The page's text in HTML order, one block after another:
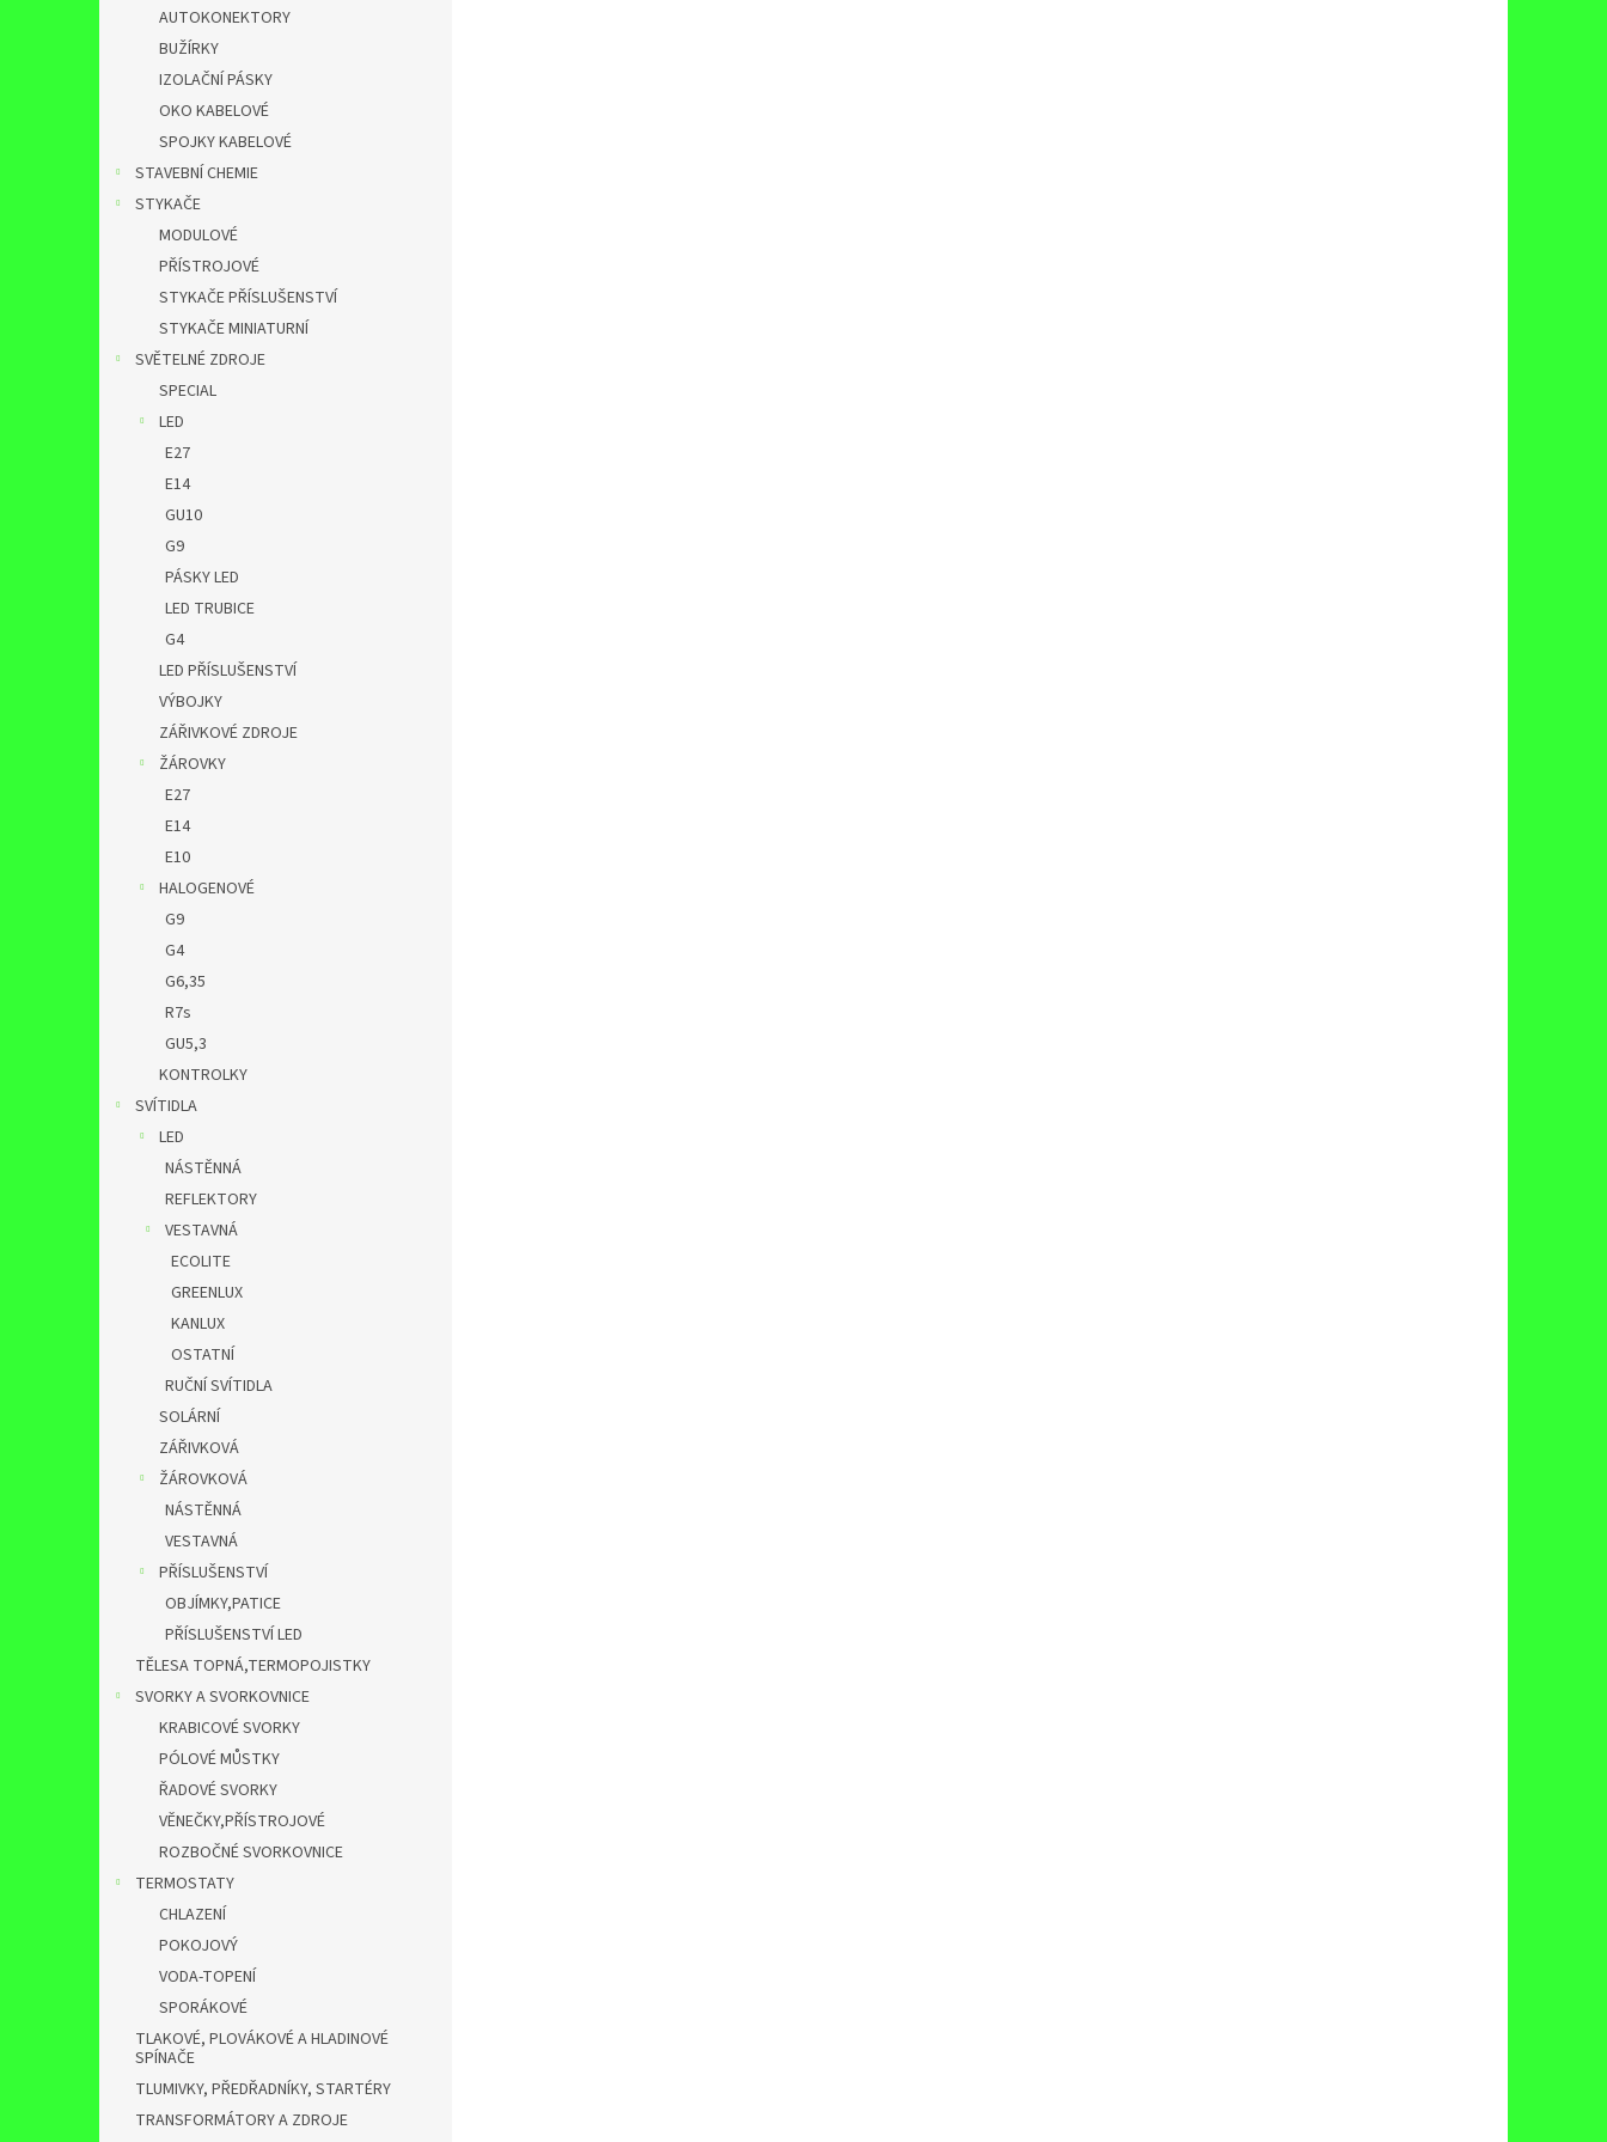
AUTOKONEKTORY
BUŽÍRKY
IZOLAČNÍ PÁSKY
OKO KABELOVÉ
SPOJKY KABELOVÉ
STAVEBNÍ CHEMIE
STYKAČE
MODULOVÉ
PŘÍSTROJOVÉ
STYKAČE PŘÍSLUŠENSTVÍ
STYKAČE MINIATURNÍ
SVĚTELNÉ ZDROJE
SPECIAL
LED
E27
E14
GU10
G9
PÁSKY LED
LED TRUBICE
G4
LED PŘÍSLUŠENSTVÍ
VÝBOJKY
ZÁŘIVKOVÉ ZDROJE
ŽÁROVKY
E27
E14
E10
HALOGENOVÉ
G9
G4
G6,35
R7s
GU5,3
KONTROLKY
SVÍTIDLA
LED
NÁSTĚNNÁ
REFLEKTORY
VESTAVNÁ
ECOLITE
GREENLUX
KANLUX
OSTATNÍ
RUČNÍ SVÍTIDLA
SOLÁRNÍ
ZÁŘIVKOVÁ
ŽÁROVKOVÁ
NÁSTĚNNÁ
VESTAVNÁ
PŘÍSLUŠENSTVÍ
OBJÍMKY,PATICE
PŘÍSLUŠENSTVÍ LED
TĚLESA TOPNÁ,TERMOPOJISTKY
SVORKY A SVORKOVNICE
KRABICOVÉ SVORKY
PÓLOVÉ MŮSTKY
ŘADOVÉ SVORKY
VĚNEČKY,PŘÍSTROJOVÉ
ROZBOČNÉ SVORKOVNICE
TERMOSTATY
CHLAZENÍ
POKOJOVÝ
VODA-TOPENÍ
SPORÁKOVÉ
TLAKOVÉ, PLOVÁKOVÉ A HLADINOVÉ
SPÍNAČE
TLUMIVKY, PŘEDŘADNÍKY, STARTÉRY
TRANSFORMÁTORY A ZDROJE